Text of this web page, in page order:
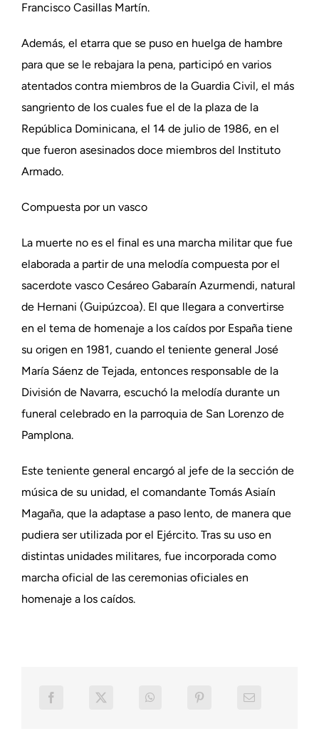
Francisco Casillas Martín.
Además, el etarra que se puso en huelga de hambre
para que se le rebajara la pena, participó en varios
atentados contra miembros de la Guardia Civil, el más
sangriento de los cuales fue el de la plaza de la
República Dominicana, el 14 de julio de 1986, en el
que fueron asesinados doce miembros del Instituto
Armado.
Compuesta por un vasco
La muerte no es el final es una marcha militar que fue
elaborada a partir de una melodía compuesta por el
sacerdote vasco Cesáreo Gabaraín Azurmendi, natural
de Hernani (Guipúzcoa). El que llegara a convertirse
en el tema de homenaje a los caídos por España tiene
su origen en 1981, cuando el teniente general José
María Sáenz de Tejada, entonces responsable de la
División de Navarra, escuchó la melodía durante un
funeral celebrado en la parroquia de San Lorenzo de
Pamplona.
Este teniente general encargó al jefe de la sección de
música de su unidad, el comandante Tomás Asiaín
Magaña, que la adaptase a paso lento, de manera que
pudiera ser utilizada por el Ejército. Tras su uso en
distintas unidades militares, fue incorporada como
marcha oficial de las ceremonias oficiales en
homenaje a los caídos.